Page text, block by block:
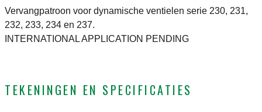
Vervangpatroon voor dynamische ventielen serie 230, 231,
232, 233, 234 en 237.
INTERNATIONAL APPLICATION PENDING
TEKENINGEN EN SPECIFICATIES